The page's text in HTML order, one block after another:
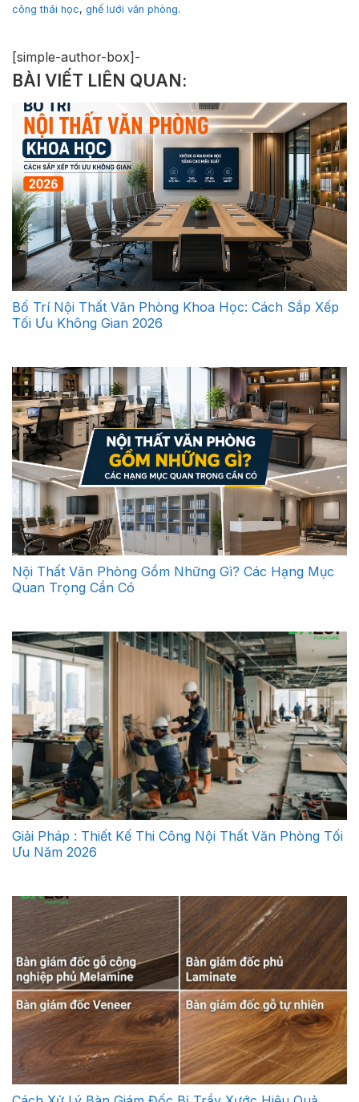
công thái học, ghế lưới văn phòng.
[simple-author-box]-
BÀI VIẾT LIÊN QUAN:
Bố Trí Nội Thất Văn Phòng Khoa Học: Cách Sắp Xếp
Tối Ưu Không Gian 2026
Nội Thất Văn Phòng Gồm Những Gì? Các Hạng Mục
Quan Trọng Cần Có
Giải Pháp : Thiết Kế Thi Công Nội Thất Văn Phòng Tối
Ưu Năm 2026